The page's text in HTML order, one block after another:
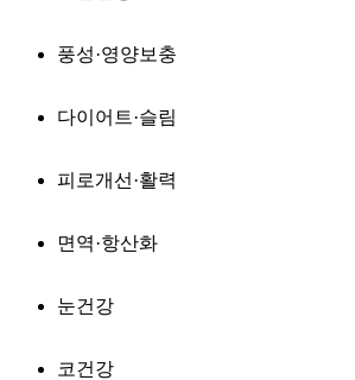
풍성·영양보충
다이어트·슬림
피로개선·활력
면역·항산화
눈건강
코건강